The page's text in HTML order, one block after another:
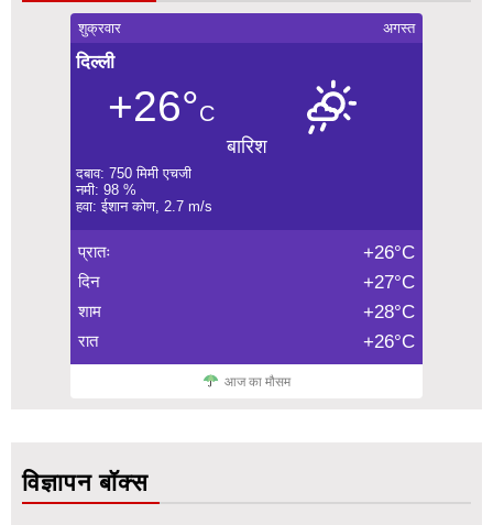
शुक्रवार अगस्त
दिल्ली
+26°C
बारिश
दबाव: 750 मिमी एचजी
नमी: 98 %
हवा: ईशान कोण, 2.7 m/s
प्रातः +26°C
दिन +27°C
शाम +28°C
रात +26°C
आज का मौसम
विज्ञापन बॉक्स